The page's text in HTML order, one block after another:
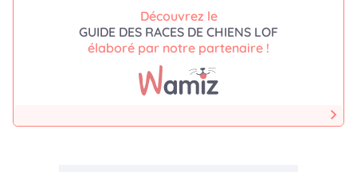
Découvrez le
GUIDE DES RACES DE CHIENS LOF
élaboré par notre partenaire !